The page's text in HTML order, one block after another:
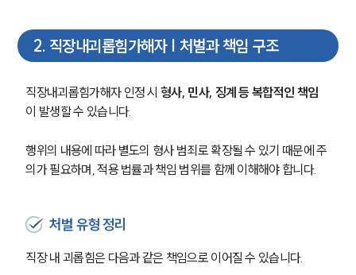
2. 직장내괴롭힘가해자 | 처벌과 책임 구조
직장내괴롭힘가해자 인정 시 형사, 민사, 징계 등 복합적인 책임
이 발생할 수 있습니다.
행위의 내용에 따라 별도의 형사 범죄로 확장될 수 있기 때문에 주
의가 필요하며, 적용 법률과 책임 범위를 함께 이해해야 합니다.
처벌 유형 정리
직장 내 괴롭힘은 다음과 같은 책임으로 이어질 수 있습니다.